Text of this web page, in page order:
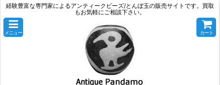
経験豊富な専門家によるアンティークビーズ/とんぼ玉の販売サイトです。買取
もお気軽にご相談下さい。
メニュー カート